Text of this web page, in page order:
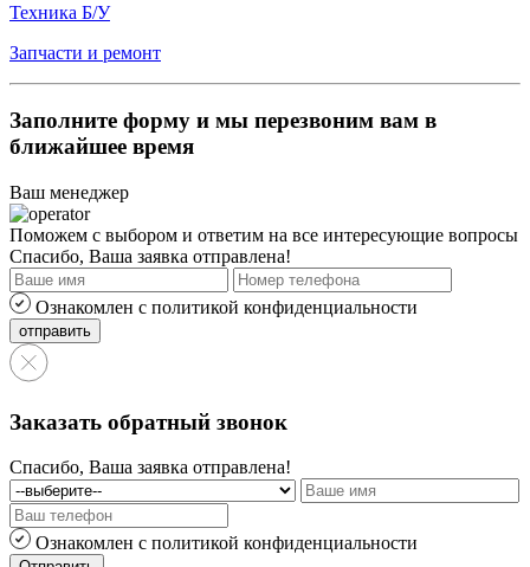
Техника Б/У
Запчасти и ремонт
Заполните форму и мы перезвоним вам в
ближайшее время
Ваш менеджер
Поможем с выбором и ответим на все интересующие вопросы
Спасибо, Ваша заявка отправлена!
Ознакомлен с политикой конфиденциальности
Заказать обратный звонок
Спасибо, Ваша заявка отправлена!
Ознакомлен с политикой конфиденциальности